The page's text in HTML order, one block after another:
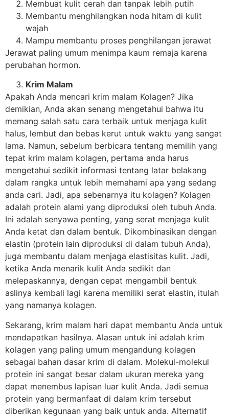
Membuat kulit cerah dan tanpak lebih putih
Membantu menghilangkan noda hitam di kulit
wajah
Mampu membantu proses penghilangan jerawat
Jerawat paling umum menimpa kaum remaja karena
perubahan hormon.
Krim Malam
Apakah Anda mencari krim malam Kolagen? Jika
demikian, Anda akan senang mengetahui bahwa itu
memang salah satu cara terbaik untuk menjaga kulit
halus, lembut dan bebas kerut untuk waktu yang sangat
lama. Namun, sebelum berbicara tentang memilih yang
tepat krim malam kolagen, pertama anda harus
mengetahui sedikit informasi tentang latar belakang
dalam rangka untuk lebih memahami apa yang sedang
anda cari. Jadi, apa sebenarnya itu kolagen? Kolagen
adalah protein alami yang diproduksi oleh tubuh Anda.
Ini adalah senyawa penting, yang serat menjaga kulit
Anda ketat dan dalam bentuk. Dikombinasikan dengan
elastin (protein lain diproduksi di dalam tubuh Anda),
juga membantu dalam menjaga elastisitas kulit. Jadi,
ketika Anda menarik kulit Anda sedikit dan
melepaskannya, dengan cepat mengambil bentuk
aslinya kembali lagi karena memiliki serat elastin, itulah
yang namanya kolagen.
Sekarang, krim malam hari dapat membantu Anda untuk
mendapatkan hasilnya. Alasan untuk ini adalah krim
kolagen yang paling umum mengandung kolagen
sebagai bahan dasar krim di dalam. Molekul-molekul
protein ini sangat besar dalam ukuran mereka yang
dapat menembus lapisan luar kulit Anda. Jadi semua
protein yang bermanfaat di dalam krim tersebut
diberikan kegunaan yang baik untuk anda. Alternatif